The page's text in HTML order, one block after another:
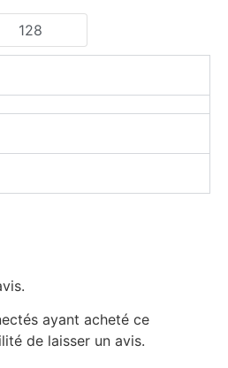
128
ayant acheté ce
de laisser un avis.